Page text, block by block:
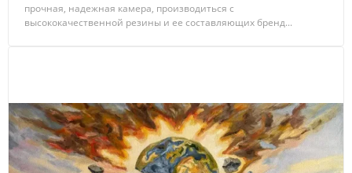
прочная, надежная камера, производиться с
высококачественной резины и ее cоставляющих бренд...